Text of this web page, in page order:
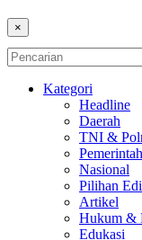
×
Kategori
Headline
Daerah
TNI &
Pemerintah
Nasional
Pilihan
Artikel
Hukum &
Edukasi